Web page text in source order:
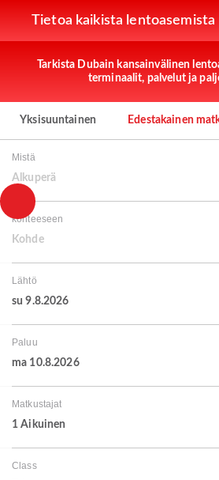
Tietoa kaikista lentoasemista
Tarkista Dubain kansainvälinen
terminaalit, palvelut ja
Yksisuuntainen Edestakainen
Mistä
Alkuperä
kohteeseen
Kohde
Lähtö
su 9.8.2026
Paluu
ma 10.8.2026
Matkustajat
1 Aikuinen
Class